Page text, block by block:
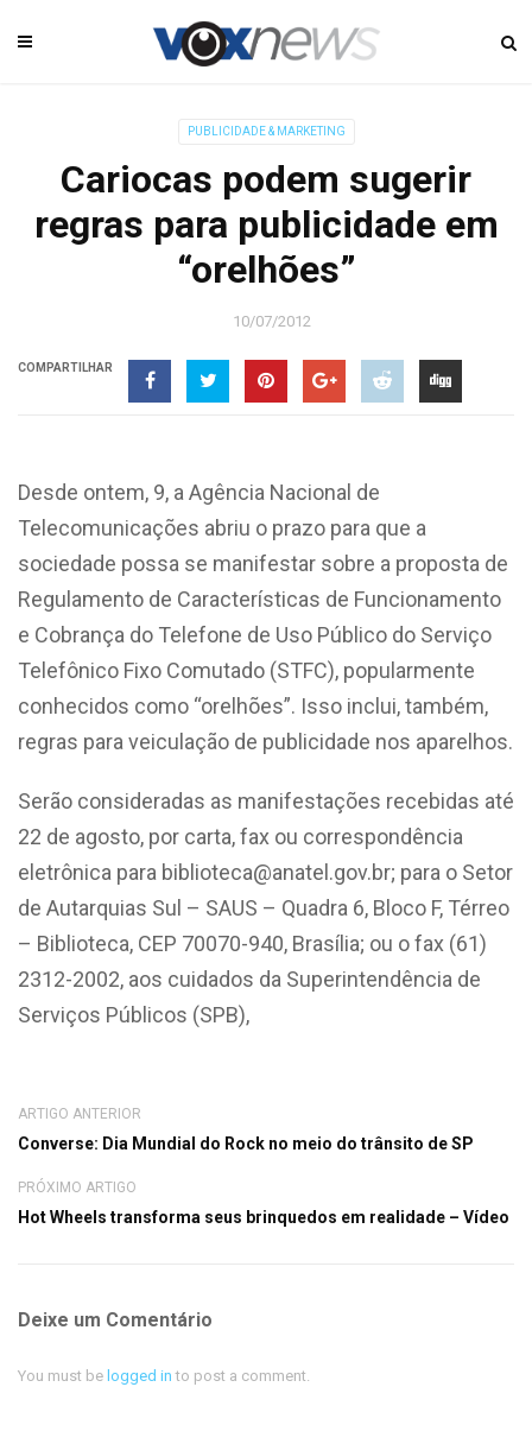
PUBLICIDADE & MARKETING
Cariocas podem sugerir
regras para publicidade em
“orelhões”
10/07/2012
COMPARTILHAR
Desde ontem, 9, a Agência Nacional de
Telecomunicações abriu o prazo para que a
sociedade possa se manifestar sobre a proposta de
Regulamento de Características de Funcionamento
e Cobrança do Telefone de Uso Público do Serviço
Telefônico Fixo Comutado (STFC), popularmente
conhecidos como “orelhões”. Isso inclui, também,
regras para veiculação de publicidade nos aparelhos.
Serão consideradas as manifestações recebidas até
22 de agosto, por carta, fax ou correspondência
eletrônica para biblioteca@anatel.gov.br; para o Setor
de Autarquias Sul – SAUS – Quadra 6, Bloco F, Térreo
– Biblioteca, CEP 70070-940, Brasília; ou o fax (61)
2312-2002, aos cuidados da Superintendência de
Serviços Públicos (SPB),
ARTIGO ANTERIOR
Converse: Dia Mundial do Rock no meio do trânsito de SP
PRÓXIMO ARTIGO
Hot Wheels transforma seus brinquedos em realidade – Vídeo
Deixe um Comentário
You must be logged in to post a comment.